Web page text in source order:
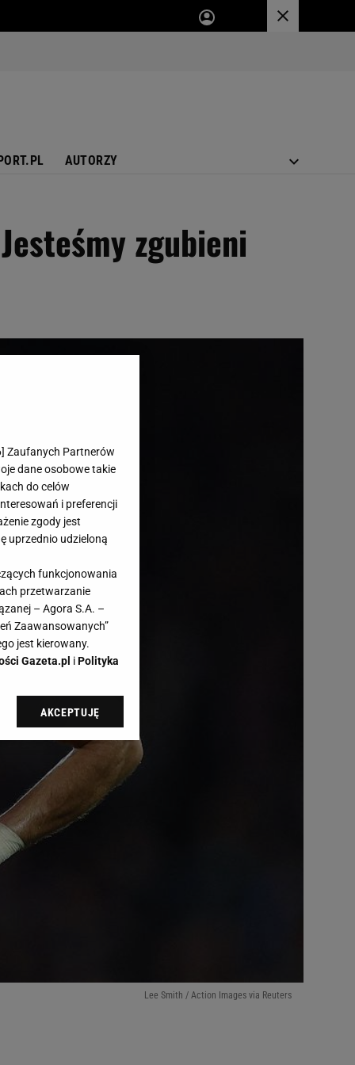
AUTORZY
zgubieni
Lee Smith / Action Images via Reuters
] Zaufanych Partnerów
dane osobowe takie
do celów
i preferencji
zgody jest
uprzednio udzieloną
funkcjonowania
przetwarzanie
– Agora S.A. –
Zaawansowanych”
jest kierowany.
Gazeta.pl iPolityka
sp. z o.o., jej
swoje preferencje
danych poprzez
Zmiana ustawień
celów identyfikacji.
reklam i treści,
AKCEPTUJĘ